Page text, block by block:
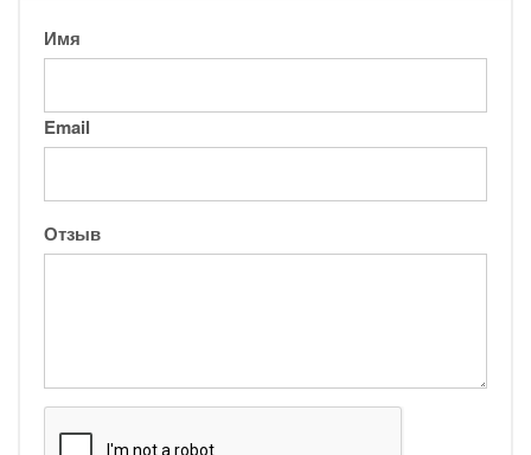
Имя
Email
Отзыв